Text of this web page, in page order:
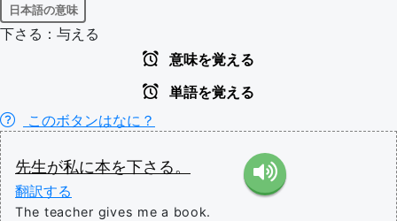
日本語の意味
下さる：与える
意味を覚える
単語を覚える
このボタンはなに？
先生が私に本を下さる。
翻訳する
The teacher gives me a book.